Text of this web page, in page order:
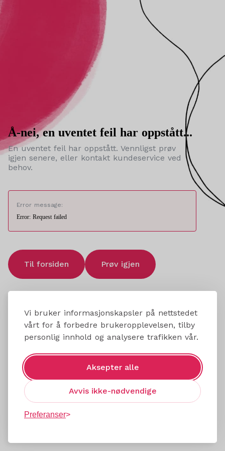
Vi bruker informasjonskapsler på nettstedet
vårt for å forbedre brukeropplevelsen, tilby
personlig innhold og analysere trafikken vår.
Aksepter alle
Avvis ikke-nødvendige
Preferanser
Å-nei, en uventet feil har oppstått...
En uventet feil har oppstått. Vennligst prøv
igjen senere, eller kontakt kundeservice ved
behov.
Error message:
Error: Request failed
Til forsiden Prøv igjen